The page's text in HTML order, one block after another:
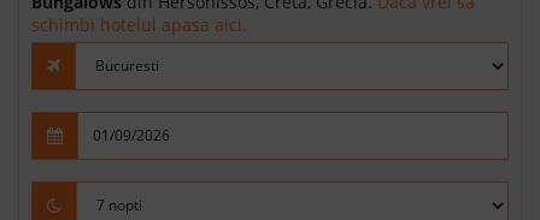
schimbi hotelul apasa aici.